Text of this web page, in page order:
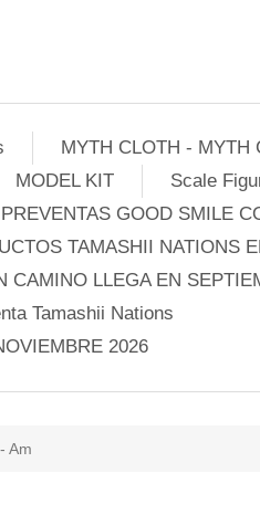
MYTH CLOTH - MYTH
MODEL KIT Scale
GOOD SMILE
TAMASHII NATIONS
CAMINO LLEGA EN
Tamashii Nations
2026
Am